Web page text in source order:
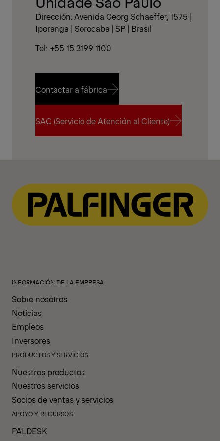
Dirección: Avenida Georg Schaeffer, 1575 |
Iporanga | Sorocaba | SP | Brasil
Tel: +55 15 3199 1100
Contactar a fábrica
Contactar a fábrica
SAC (Servicio de Atención al Cliente)
INFORMACIÓN DE LA EMPRESA
Sobre nosotros
Noticias
Empleos
Inversores
PRODUCTOS Y SERVICIOS
Nuestros productos
Nuestros servicios
Socios de ventas y servicios
APOYO Y RECURSOS
PALDESK